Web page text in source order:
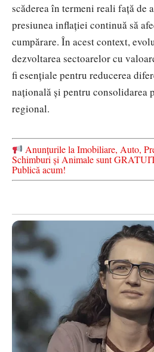
scăderea în termeni reali față de
presiunea inflației continuă să
cumpărare. În acest context,
dezvoltarea sectoarelor cu
fi esențiale pentru reducerea
națională și pentru
regional.
Anunțurile la Imobiliare, Auto,
Schimburi și Animale sunt
Publică acum!